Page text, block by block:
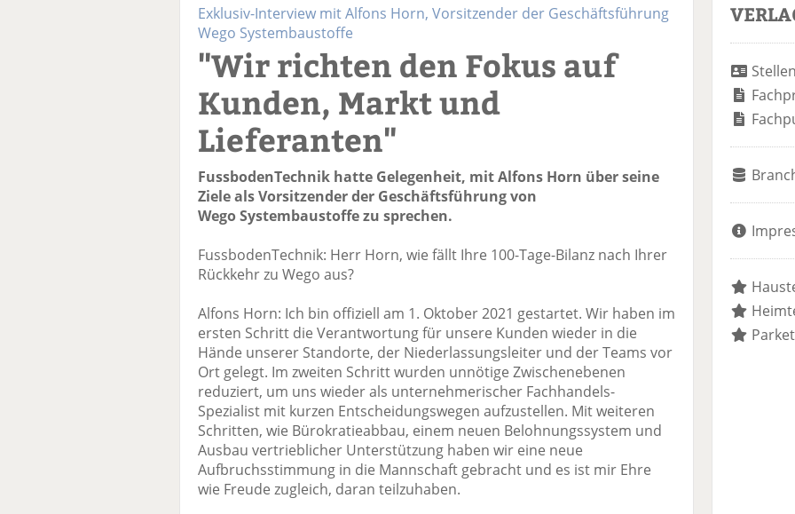
Exklusiv-Interview mit Alfons Horn, Vorsitzender der Geschäftsführung
Wego Systembaustoffe
"Wir richten den Fokus auf
Kunden, Markt und
Lieferanten"
FussbodenTechnik hatte Gelegenheit, mit Alfons Horn über seine
Ziele als Vorsitzender der Geschäftsführung von
Wego Systembaustoffe zu sprechen.
FussbodenTechnik: Herr Horn, wie fällt Ihre 100-Tage-Bilanz nach Ihrer
Rückkehr zu Wego aus?
Alfons Horn: Ich bin offiziell am 1. Oktober 2021 gestartet. Wir haben im
ersten Schritt die Verantwortung für unsere Kunden wieder in die
Hände unserer Standorte, der Niederlassungsleiter und der Teams vor
Ort gelegt. Im zweiten Schritt wurden unnötige Zwischenebenen
reduziert, um uns wieder als unternehmerischer Fachhandels-
Spezialist mit kurzen Entscheidungswegen aufzustellen. Mit weiteren
Schritten, wie Bürokratieabbau, einem neuen Belohnungssystem und
Ausbau vertrieblicher Unterstützung haben wir eine neue
Aufbruchsstimmung in die Mannschaft gebracht und es ist mir Ehre
wie Freude zugleich, daran teilzuhaben.